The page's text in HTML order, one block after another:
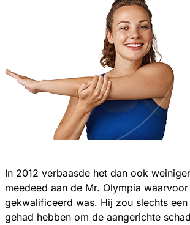
In 2012 verbaasde het dan ook
meedeed aan de Mr. Olympia
gekwalificeerd was. Hij zou slechts
gehad hebben om de aangerichte